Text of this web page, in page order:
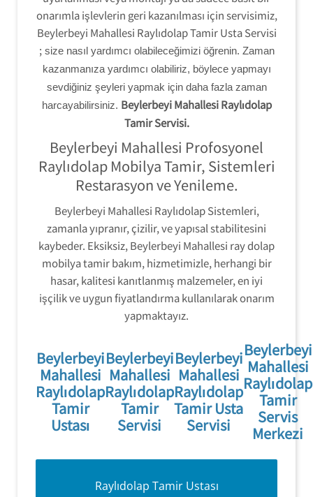
onarımla işlevlerin geri kazanılması için servisimiz,
Beylerbeyi Mahallesi Raylıdolap Tamir Usta Servisi
; size nasıl yardımcı olabileceğimizi öğrenin. Zaman
kazanmanıza yardımcı olabiliriz, böylece yapmayı
sevdiğiniz şeyleri yapmak için daha fazla zaman
harcayabilirsiniz. Beylerbeyi Mahallesi Raylıdolap
Tamir Servisi.
Beylerbeyi Mahallesi Profosyonel
Raylıdolap Mobilya Tamir, Sistemleri
Restarasyon ve Yenileme.
Beylerbeyi Mahallesi Raylıdolap Sistemleri,
zamanla yıpranır, çizilir, ve yapısal stabilitesini
kaybeder. Eksiksiz, Beylerbeyi Mahallesi ray dolap
mobilya tamir bakım, hizmetimizle, herhangi bir
hasar, kalitesi kanıtlanmış malzemeler, en iyi
işçilik ve uygun fiyatlandırma kullanılarak onarım
yapmaktayız.
Beylerbeyi
Mahallesi
Raylıdolap
Tamir
Ustası
Beylerbeyi
Mahallesi
Raylıdolap
Tamir
Servisi
Beylerbeyi
Mahallesi
Raylıdolap
Tamir Usta
Servisi
Beylerbeyi
Mahallesi
Raylıdolap
Tamir
Servis
Merkezi
Raylıdolap Tamir Ustası